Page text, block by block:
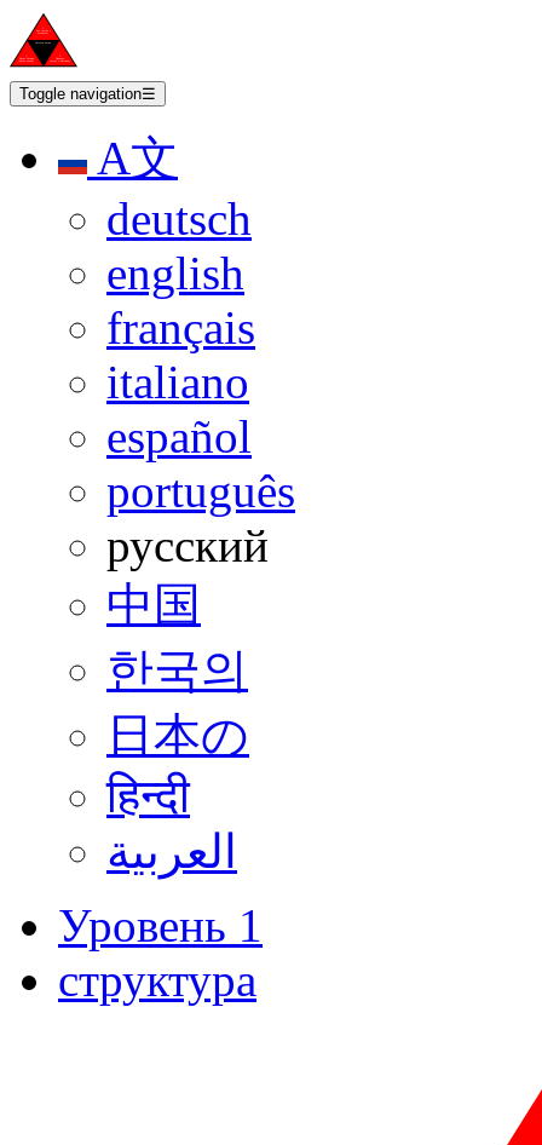
Toggle navigation☰
A文
deutsch
english
français
italiano
español
português
русский
中国
한국의
日本の
हिन्दी
العربية
Уровень 1
структура